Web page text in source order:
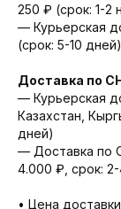
250 ₽ (срок: 1-2
— Курьерская
(срок: 5-10 дней)
Доставка по
— Курьерская
Казахстан,
дней)
— Доставка по
4.000 ₽, срок:
• Цена